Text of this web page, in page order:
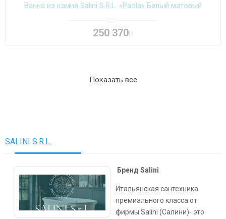
Ванна из камня Salini S.R.L. «Paola» Белый матовый
250 370
Показать все
SALINI S.R.L.
Бренд Salini
Итальянская сантехника
премиального класса от
фирмы Salini (Салини)- это